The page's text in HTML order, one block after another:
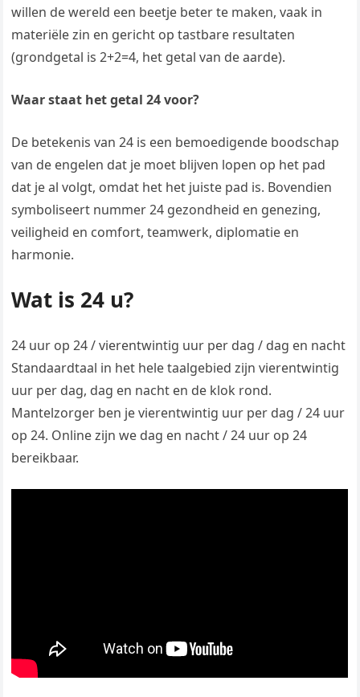
willen de wereld een beetje beter te maken, vaak in
materiële zin en gericht op tastbare resultaten
(grondgetal is 2+2=4, het getal van de aarde).
Waar staat het getal 24 voor?
De betekenis van 24 is een bemoedigende boodschap
van de engelen dat je moet blijven lopen op het pad
dat je al volgt, omdat het het juiste pad is. Bovendien
symboliseert nummer 24 gezondheid en genezing,
veiligheid en comfort, teamwerk, diplomatie en
harmonie.
Wat is 24 u?
24 uur op 24 / vierentwintig uur per dag / dag en nacht
Standaardtaal in het hele taalgebied zijn vierentwintig
uur per dag, dag en nacht en de klok rond.
Mantelzorger ben je vierentwintig uur per dag / 24 uur
op 24. Online zijn we dag en nacht / 24 uur op 24
bereikbaar.